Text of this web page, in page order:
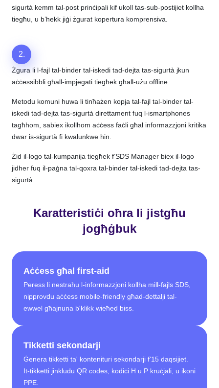
sigurtà kemm tal-post prinċipali kif ukoll tas-sub-postijiet kollha
tiegħu, u b’hekk jiġi żgurat kopertura komprensiva.
2.
Żgura li l-fajl tal-binder tal-iskedi tad-dejta tas-sigurtà jkun
aċċessibbli għall-impjegati tiegħek għall-użu offline.
Metodu komuni huwa li tinħażen kopja tal-fajl tal-binder tal-
iskedi tad-dejta tas-sigurtà direttament fuq l-ismartphones
tagħhom, sabiex ikollhom aċċess faċli għal informazzjoni kritika
dwar is-sigurtà fi kwalunkwe ħin.
Żid il-logo tal-kumpanija tiegħek f’SDS Manager biex il-logo
jidher fuq il-paġna tal-qoxra tal-binder tal-iskedi tad-dejta tas-
sigurtà.
Karatteristiċi oħra li jistgħu
jogħġbuk
Aċċess għal first-aid
Peress li nestraħu l-informazzjoni kollha mill-fajls SDS,
nipprovdu aċċess mobile-friendly għad-dettalji tal-
ewwel għajnuna b'klikk wieħed biss.
Tikketti sekondarji
Ġenera tikketti ta' kontenituri sekondarji f'15 daqsijiet.
It-tikketti jinkludu QR codes, kodiċi H u P kruċjali, u ikoni
PPE.